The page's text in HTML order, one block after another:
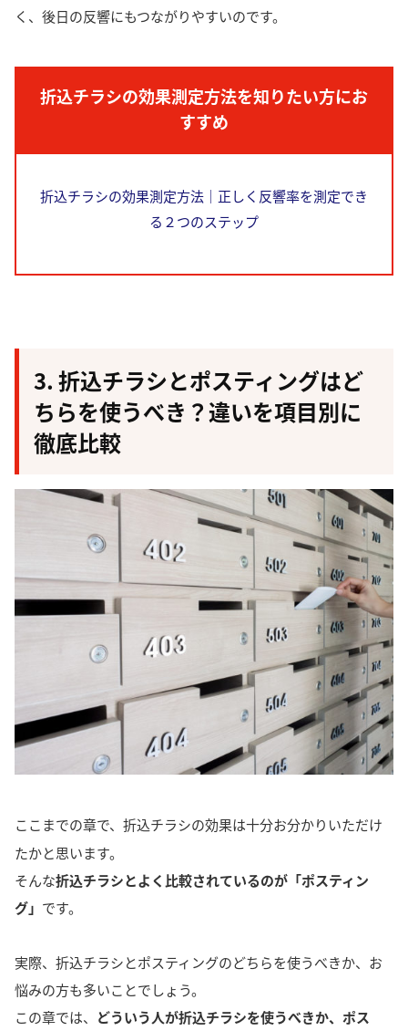
く、後日の反響にもつながりやすいのです。
折込チラシの効果測定方法を知りたい方にお
すすめ
折込チラシの効果測定方法｜正しく反響率を測定でき
る２つのステップ
3. 折込チラシとポスティングはど
ちらを使うべき？違いを項目別に
徹底比較
ここまでの章で、折込チラシの効果は十分お分かりいただけ
たかと思います。
そんな折込チラシとよく比較されているのが「ポスティン
グ」 です。
実際、折込チラシとポスティングのどちらを使うべきか、お
悩みの方も多いことでしょう。
この章では、 どういう人が折込チラシを使うべきか、ポス